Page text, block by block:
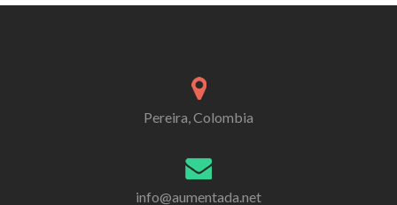
Pereira, Colombia
info@aumentada.net